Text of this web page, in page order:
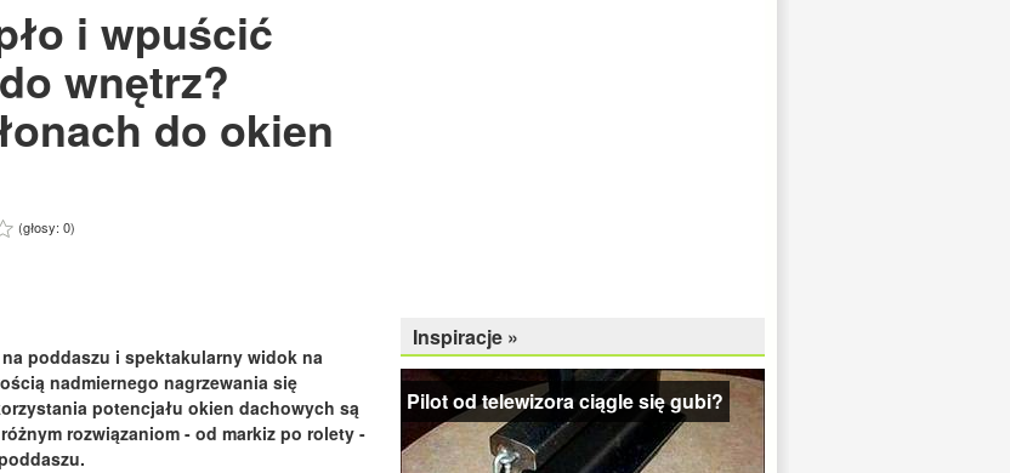
i wpuścić
wnętrz?
do okien
(głosy: 0)
poddaszu i spektakularny widok na
nadmiernego nagrzewania się
potencjału okien dachowych są
rozwiązaniom - od markiz po rolety -
Inspiracje »
Pilot od telewizora ciągle się gubi?